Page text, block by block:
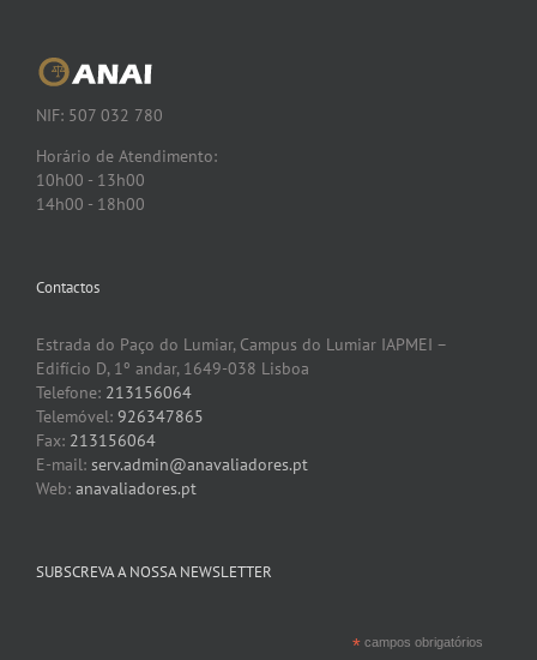
NIF: 507 032 780
Horário de Atendimento:
10h00 - 13h00
14h00 - 18h00
Contactos
Estrada do Paço do Lumiar, Campus do Lumiar IAPMEI –
Edifício D, 1º andar, 1649-038 Lisboa
Telefone: 213156064
Telemóvel: 926347865
Fax: 213156064
E-mail: serv.admin@anavaliadores.pt
Web: anavaliadores.pt
SUBSCREVA A NOSSA NEWSLETTER
*campos obrigatórios